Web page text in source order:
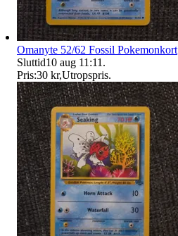
Omanyte 52/62 Fossil Pokemonkort
Sluttid10 aug 11:11 .
Pris:30 kr,Utropspris.